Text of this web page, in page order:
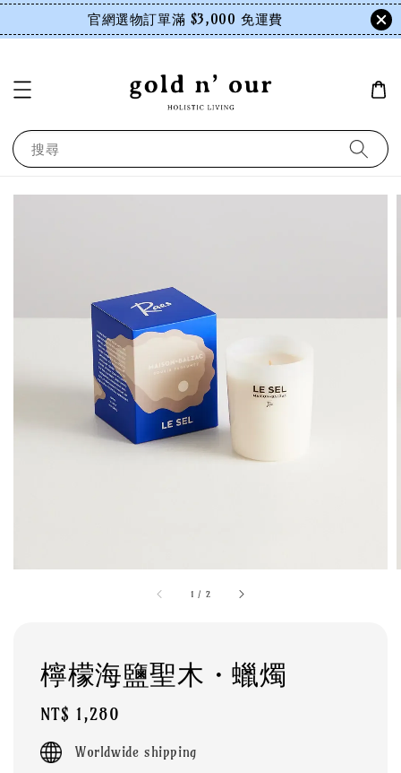
官網選物訂單滿 $3,000 免運費
搜尋
1 / 2
檸檬海鹽聖木・蠟燭
Regular
price
NT$ 1,280
Worldwide shipping